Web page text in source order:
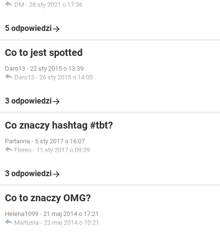
DM - 28 sty 2021 o 17:36
5 odpowiedzi
Co to jest spotted
Daro13 - 22 sty 2015 o 13:39
Daro13 - 26 sty 2015 o 14:00
3 odpowiedzi
Co znaczy hashtag #tbt?
Partanna - 5 sty 2017 o 16:07
Floreo - 11 sty 2017 o 09:39
3 odpowiedzi
Co to znaczy OMG?
Helena1099 - 21 maj 2014 o 17:21
Martusia - 22 maj 2014 o 10:21